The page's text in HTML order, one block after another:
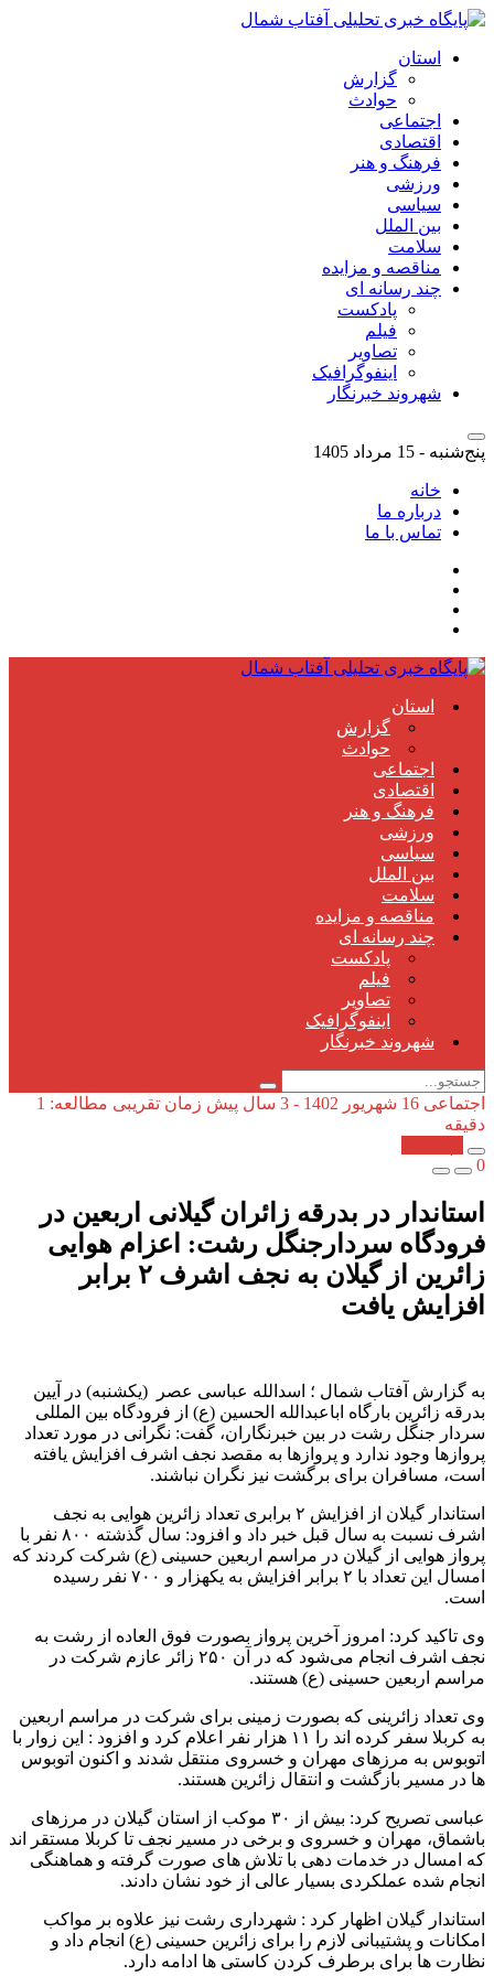
استان
گزارش
حوادث
اجتماعی
اقتصادی
فرهنگ و هنر
ورزشی
سیاسی
بین الملل
سلامت
مناقصه و مزایده
چند رسانه ای
پادکست
فیلم
تصاویر
اینفوگرافیک
شهروند خبرنگار
پنج‌شنبه - 15 مرداد 1405
خانه
درباره ما
تماس با ما
استان
گزارش
حوادث
اجتماعی
اقتصادی
فرهنگ و هنر
ورزشی
سیاسی
بین الملل
سلامت
مناقصه و مزایده
چند رسانه ای
پادکست
فیلم
تصاویر
اینفوگرافیک
شهروند خبرنگار
اجتماعی 16 شهریور 1402 - 3 سال پیش
زمان تقریبی مطالعه: 1
دقیقه
0
استاندار در بدرقه زائران گیلانی اربعین در
فرودگاه سردارجنگل رشت: اعزام هوایی
زائرین از گیلان به نجف اشرف ۲ برابر
افزایش یافت
به گزارش آفتاب شمال ؛ اسدالله عباسی عصر (یکشنبه) در آیین
بدرقه زائرین بارگاه اباعبدالله الحسین (ع) از فرودگاه بین المللی
سردار جنگل رشت در بین خبرنگاران، گفت: نگرانی در مورد تعداد
پروازها وجود ندارد و پروازها به مقصد نجف اشرف افزایش یافته
است، مسافران برای برگشت نیز نگران نباشند.
استاندار گیلان از افزایش ۲ برابری تعداد زائرین هوایی به نجف
اشرف نسبت به سال قبل خبر داد و افزود: سال گذشته ۸۰۰ نفر با
پرواز هوایی از گیلان در مراسم اربعین حسینی (ع) شرکت کردند که
امسال این تعداد با ۲ برابر افزایش به یکهزار و ۷۰۰ نفر رسیده
است.
وی تاکید کرد: امروز آخرین پرواز بصورت فوق العاده از رشت به
نجف اشرف انجام می‌شود که در آن ۲۵۰ زائر عازم شرکت در
مراسم اربعین حسینی (ع) هستند.
وی تعداد زائرینی که بصورت زمینی برای شرکت در مراسم اربعین
به کربلا سفر کرده اند را ۱۱ هزار نفر اعلام کرد و افزود : این زوار با
اتوبوس به مرزهای مهران و خسروی منتقل شدند و اکنون اتوبوس
ها در مسیر بازگشت و انتقال زائرین هستند.
عباسی تصریح کرد: بیش از ۳۰ موکب از استان گیلان در مرزهای
باشماق، مهران و خسروی و برخی در مسیر نجف تا کربلا مستقر اند
که امسال در خدمات دهی با تلاش های صورت گرفته و هماهنگی
انجام شده عملکردی بسیار عالی از خود نشان دادند.
استاندار گیلان اظهار کرد : شهرداری رشت نیز علاوه بر مواکب
امکانات و پشتیبانی لازم را برای زائرین حسینی (ع) انجام داد و
نظارت ها برای برطرف کردن کاستی ها ادامه دارد.